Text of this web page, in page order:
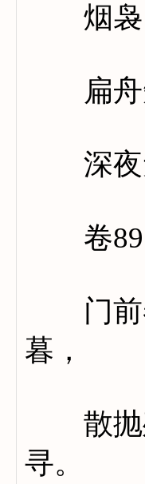
烟袅
扁舟短
深夜无
卷
门前春
暮，
散抛残
寻。